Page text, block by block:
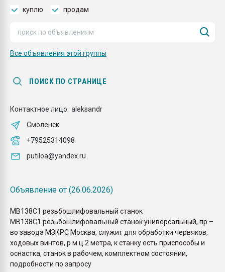
28.07.2026
ситуацией на
куплю продам
Все объявления этой группы
ПОИСК ПО СТРАНИЦЕ
Контактное лицо: aleksandr
Смоленск
+79525314098
putiloa@yandex.ru
Объявление от (26.06.2026)
МВ138С1 резьбошлифовальный станок
МВ138С1 резьбошлифовальный станок универсальный, пр –
во завода МЗКРС Москва, служит для обработки червяков,
ходовых винтов, р м ц 2 метра, к станку есть приспособы и
оснастка, станок в рабочем, комплектном состоянии,
подробности по запросу